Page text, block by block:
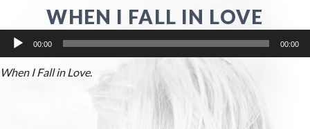
WHEN I FALL IN LOVE
Lecteur
audio
00:00 00:00
When I Fall in Love.